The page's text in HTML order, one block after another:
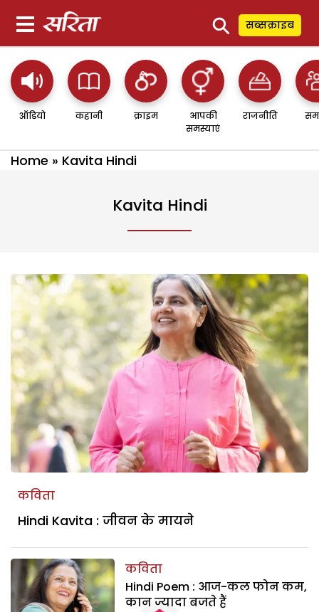
⚲ सब्सक्राइब
ऑडियो कहानी क्राइम
आपकी
समस्याएं
राजनीति
Home » Kavita Hindi
Kavita Hindi
कविता
Hindi Kavita : जीवन के मायने
कविता
Hindi Poem : आज-कल फोन कम,
कान ज्यादा बजते हैं